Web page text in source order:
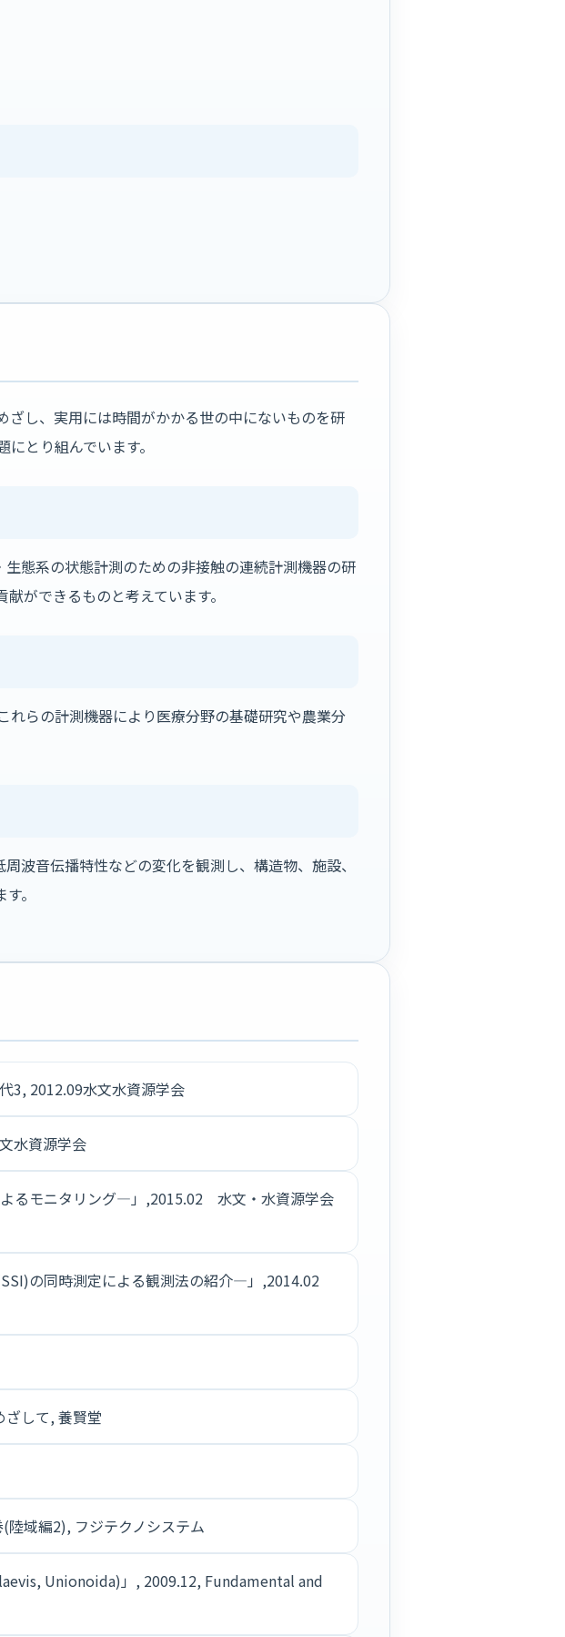
し、実用には時間がかかる世の中にないものを研
とり組んでいます。
態系の状態計測のための非接触の連続計測機器の研
ができるものと考えています。
らの計測機器により医療分野の基礎研究や農業分
波音伝播特性などの変化を観測し、構造物、施設、
。
3, 2012.09水文水資源学会
水資源学会
るモニタリング―」,2015.02 水文・水資源学会
の同時測定による観測法の紹介―」,2014.02
ざして, 養賢堂
陸域編2), フジテクノシステム
Unionoida)」, 2009.12, Fundamental and